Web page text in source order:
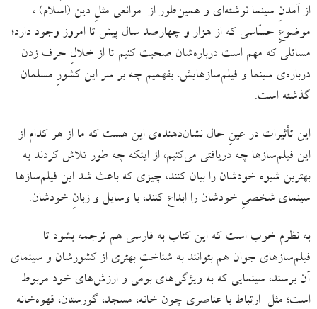
از آمدنِ سینما نوشته‌ای و همین‌طور از موانعی مثلِ دین (اسلام) ،
موضوعِ حسّاسی که از هزار و چهارصد سال پیش تا امروز وجود دارد؛
مسائلی که مهم است درباره‌شان صحبت کنیم تا از خلالِ حرف زدن
درباره‌ی سینما و فیلم‌سازهایش، بفهمیم چه بر سر این کشورِ مسلمان
گذشته است.
این تأثیرات در عینِ حال نشان‌دهنده‌ی این هست که ما از هر کدام از
این فیلم‌سازها چه دریافتی می‌کنیم، از اینکه چه طور تلاش کردند به
بهترین شیوه‌ خودشان را بیان کنند، چیزی که باعث شد این فیلم‌سازها
سینمای شخصیِ خودشان را ابداع کنند، با وسایل و زبانِ خودشان.
به نظرم خوب است که این کتاب به فارسی هم ترجمه بشود تا
فیلم‌سازهای جوان هم بتوانند به شناختِ بهتری از کشورشان و سینمای
آن برسند، سینمایی که به ویژگی‌های بومی و ارزش‌های خود مربوط
است؛ مثلِ ارتباط با عناصری چون خانه، مسجد، گورستان، قهوه‌خانه